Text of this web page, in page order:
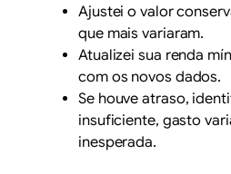
Ajustei o valor
que mais variaram.
Atualizei sua renda
com os novos dados.
Se houve atraso,
insuficiente, gasto
inesperada.